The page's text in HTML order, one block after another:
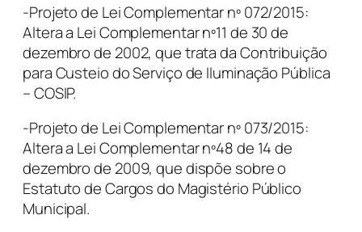
-Projeto de Lei Complementar nº 072/2015:
Altera a Lei Complementar nº11 de 30 de
dezembro de 2002, que trata da Contribuição
para Custeio do Serviço de Iluminação Pública
– COSIP.
-Projeto de Lei Complementar nº 073/2015:
Altera a Lei Complementar nº48 de 14 de
dezembro de 2009, que dispõe sobre o
Estatuto de Cargos do Magistério Público
Municipal.